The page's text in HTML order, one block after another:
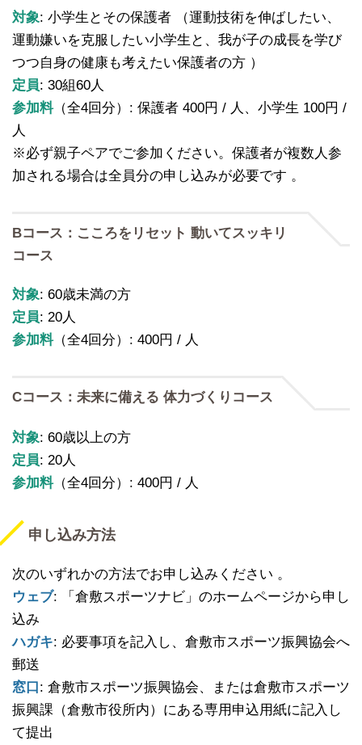
対象: 小学生とその保護者 （運動技術を伸ばしたい、
運動嫌いを克服したい小学生と、我が子の成長を学び
つつ自身の健康も考えたい保護者の方 ）
定員: 30組60人
参加料（全4回分）: 保護者 400円 / 人、小学生 100円 /
人
※必ず親子ペアでご参加ください。保護者が複数人参
加される場合は全員分の申し込みが必要です 。
Bコース：こころをリセット 動いてスッキリ
コース
対象: 60歳未満の方
定員: 20人
参加料（全4回分）: 400円 / 人
Cコース：未来に備える 体力づくりコース
対象: 60歳以上の方
定員: 20人
参加料（全4回分）: 400円 / 人
申し込み方法
次のいずれかの方法でお申し込みください 。
ウェブ: 「倉敷スポーツナビ」のホームページから申し
込み
ハガキ: 必要事項を記入し、倉敷市スポーツ振興協会へ
郵送
窓口: 倉敷市スポーツ振興協会、または倉敷市スポーツ
振興課（倉敷市役所内）にある専用申込用紙に記入し
て提出